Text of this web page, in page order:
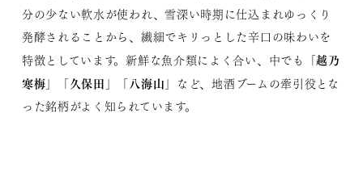
分の少ない軟水が使われ、雪深い時期に仕込まれゆっくり
発酵されることから、繊細でキリっとした辛口の味わいを
特徴としています。新鮮な魚介類によく合い、中でも「越乃
寒梅」「久保田 」「八海山 」など、地酒ブームの牽引役とな
った銘柄がよく知られています。